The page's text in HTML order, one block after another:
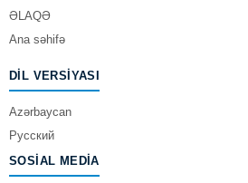
ƏLAQƏ
Ana səhifə
DIL VERSIYASI
Azərbaycan
Русский
SOSIAL MEDIA